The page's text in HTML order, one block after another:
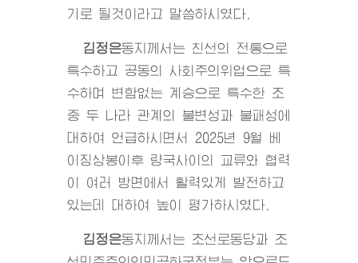
기로 될것이라고 말씀하시였다.
김정은동지 께서는 친선의 전통으로
특수하고 공동의 사회주의위업으로 특
수하며 변함없는 계승으로 특수한 조
중 두 나라 관계의 불변성과 불패성에
대하여 언급하시면서 2025년 9월 베
이징상봉이후 량국사이의 교류와 협력
이 여러 방면에서 활력있게 발전하고
있는데 대하여 높이 평가하시였다.
김정은동지 께서는 조선로동당과 조